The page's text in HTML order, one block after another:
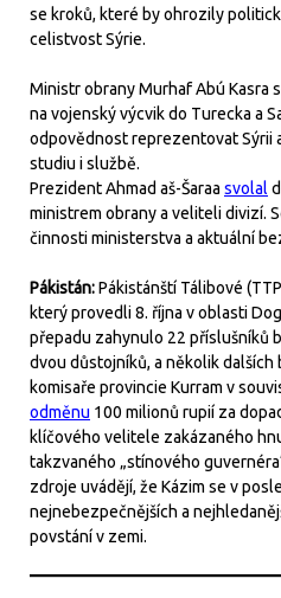
se kroků, které by ohrozily
celistvost Sýrie.
Ministr obrany Murhaf Abú Kasra
na vojenský výcvik do Turecka a
odpovědnost reprezentovat Sýrii
studiu i službě.
Prezident Ahmad aš-Šaraa svolal
ministrem obrany a veliteli divizí.
činnosti ministerstva a aktuální
Pákistán:Pákistánští Tálibové
který provedli 8. října v oblasti
přepadu zahynulo 22 příslušníků
dvou důstojníků, a několik
komisaře provincie Kurram v
odměnu 100 milionů rupií za
klíčového velitele zakázaného
takzvaného „stínového
zdroje uvádějí, že Kázim se v
nejnebezpečnějších a
povstání v zemi.